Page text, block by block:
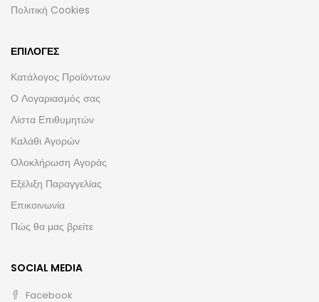
Πολιτική Cookies
ΕΠΙΛΟΓΈΣ
Κατάλογος Προϊόντων
Ο Λογαριασμός σας
Λίστα Επιθυμητών
Καλάθι Αγορών
Ολοκλήρωση Αγοράς
Εξέλιξη Παραγγελίας
Επικοινωνία
Πώς θα μας βρείτε
SOCIAL MEDIA
Facebook